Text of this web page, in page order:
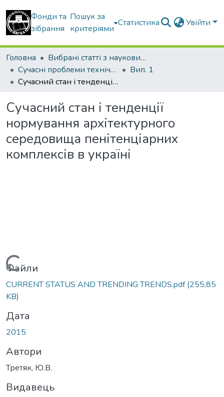
Фонди та
зібрання
Пошук за
критеріями
Статистика Увійти
Головна
Вибрані статті з наукових збірників КНУБА
Сучасні проблеми технічного регулювання у будівництві
Вип. 1
Сучасний стан і тенденції нормування архітектурного середовища пенітенціарних комплексів в україні
Сучасний стан і тенденції
нормування архітектурного
середовища пенітенціарних
комплексів в україні
Вантажиться...
Файли
CURRENT STATUS AND TRENDING TRENDS.pdf(255,85
KB)
Дата
2015
Автори
Третяк, Ю.В.
Видавець